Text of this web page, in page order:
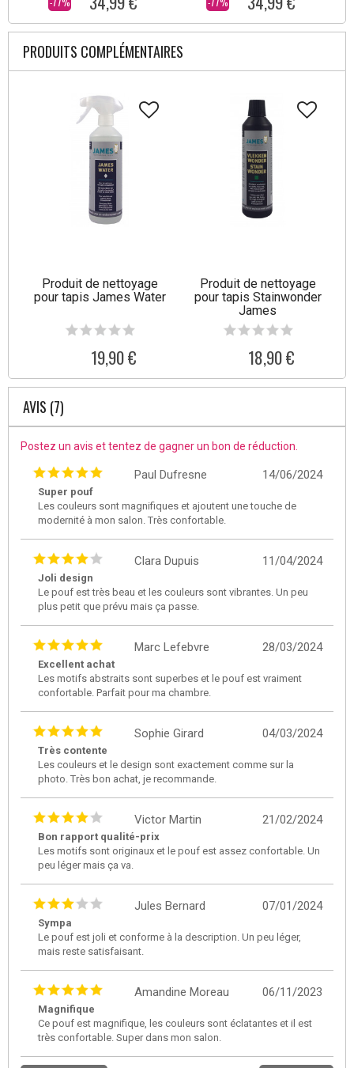
PRODUITS COMPLÉMENTAIRES
Produit de nettoyage
pour tapis James Water
19,90 €
Produit de nettoyage
pour tapis Stainwonder
James
18,90 €
AVIS (7)
Postez un avis et tentez de gagner un bon de réduction.
14/06/2024
Paul Dufresne
Super pouf
Les couleurs sont magnifiques et ajoutent une touche de
modernité à mon salon. Très confortable.
11/04/2024
Clara Dupuis
Joli design
Le pouf est très beau et les couleurs sont vibrantes. Un peu
plus petit que prévu mais ça passe.
28/03/2024
Marc Lefebvre
Excellent achat
Les motifs abstraits sont superbes et le pouf est vraiment
confortable. Parfait pour ma chambre.
04/03/2024
Sophie Girard
Très contente
Les couleurs et le design sont exactement comme sur la
photo. Très bon achat, je recommande.
21/02/2024
Victor Martin
Bon rapport qualité-prix
Les motifs sont originaux et le pouf est assez confortable. Un
peu léger mais ça va.
07/01/2024
Jules Bernard
Sympa
Le pouf est joli et conforme à la description. Un peu léger,
mais reste satisfaisant.
06/11/2023
Amandine Moreau
Magnifique
Ce pouf est magnifique, les couleurs sont éclatantes et il est
très confortable. Super dans mon salon.